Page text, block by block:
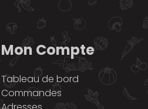
Mon Compte
Tableau de bord
Commandes